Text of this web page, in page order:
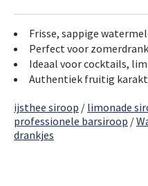
Frisse, sappige
Perfect voor
Ideaal voor cocktails,
Authentiek fruitig
ijsthee siroop / limonade
professionele barsiroop /
drankjes